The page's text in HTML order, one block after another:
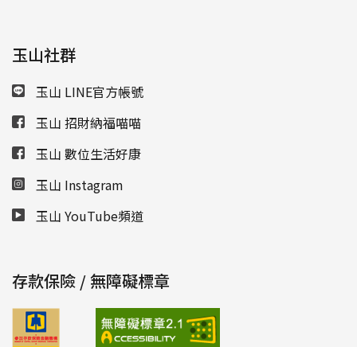
玉山社群
玉山 LINE官方帳號
玉山 招財納福喵喵
玉山 數位生活好康
玉山 Instagram
玉山 YouTube頻道
存款保險 / 無障礙標章